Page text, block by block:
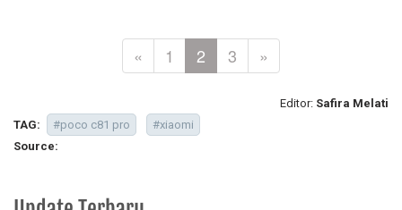
« 1 2 3 »
Editor: Safira Melati
TAG:
#poco c81 pro
#xiaomi
Source: